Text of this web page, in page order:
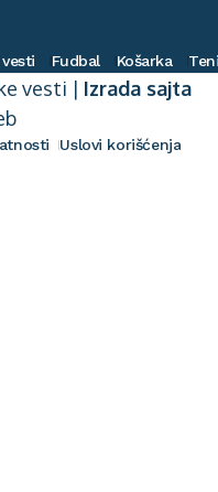
Fudbal Košarka
vesti | Izrada sajta
Uslovi korišćenja